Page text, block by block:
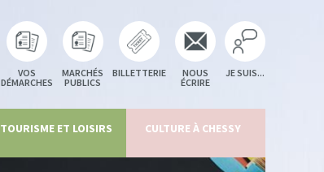
VOS
DÉMARCHES
MARCHÉS
PUBLICS
BILLETTERIE
NOUS
ÉCRIRE
JE SUIS...
TOURISME ET LOISIRS CULTURE À CHESSY